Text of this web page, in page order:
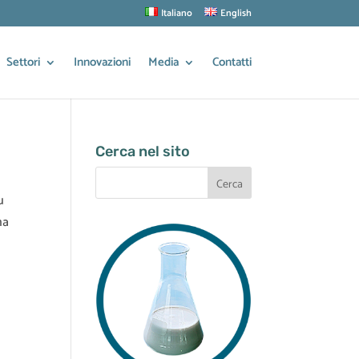
Italiano English
Settori Innovazioni Media Contatti
Cerca nel sito